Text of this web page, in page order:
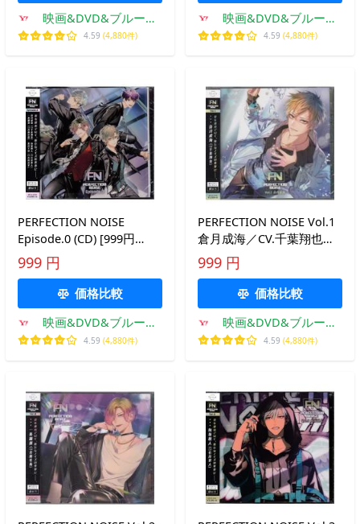
映画&DVD&ブルーレ
イならSORA
4.59 (4,880件)
映画&DVD&ブルーレ
イならSORA
4.59 (4,880件)
PERFECTION NOISE
Episode.0 (CD) [999円
SALE][送料無料]
999 円
価格比較
映画&DVD&ブルーレ
イならSORA
4.59 (4,880件)
PERFECTION NOISE Vol.1
倉月成海／CV.千葉翔也
(CD) [999円SALE][送料無
料]
999 円
価格比較
映画&DVD&ブルーレ
イならSORA
4.59 (4,880件)